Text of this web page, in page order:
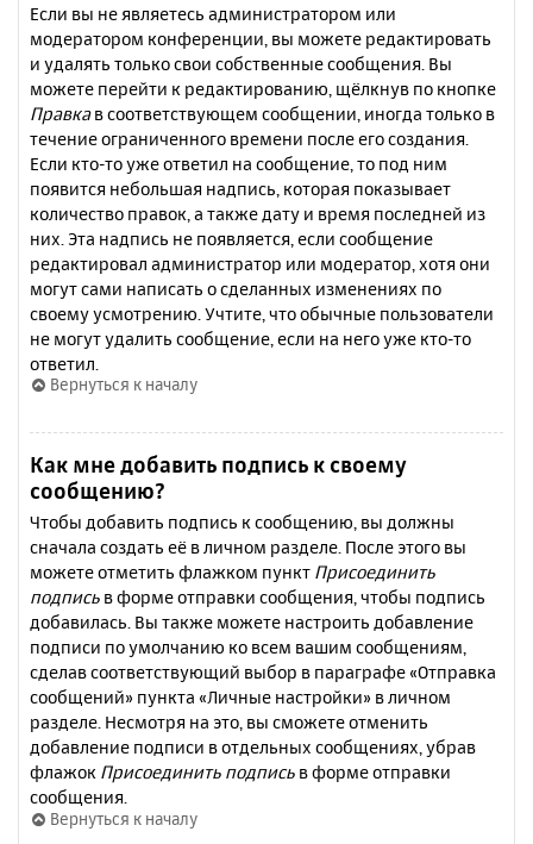
Если вы не являетесь администратором или
модератором конференции, вы можете редактировать
и удалять только свои собственные сообщения. Вы
можете перейти к редактированию, щёлкнув по кнопке
Правкав соответствующем сообщении, иногда только в
течение ограниченного времени после его создания.
Если кто-то уже ответил на сообщение, то под ним
появится небольшая надпись, которая показывает
количество правок, а также дату и время последней из
них. Эта надпись не появляется, если сообщение
редактировал администратор или модератор, хотя они
могут сами написать о сделанных изменениях по
своему усмотрению. Учтите, что обычные пользователи
не могут удалить сообщение, если на него уже кто-то
ответил.
Вернуться к началу
Как мне добавить подпись к своему
сообщению?
Чтобы добавить подпись к сообщению, вы должны
сначала создать её в личном разделе. После этого вы
можете отметить флажком пункт Присоединить
подпись в форме отправки сообщения, чтобы подпись
добавилась. Вы также можете настроить добавление
подписи по умолчанию ко всем вашим сообщениям,
сделав соответствующий выбор в параграфе «Отправка
сообщений» пункта «Личные настройки» в личном
разделе. Несмотря на это, вы сможете отменить
добавление подписи в отдельных сообщениях, убрав
флажок Присоединить подпись в форме отправки
сообщения.
Вернуться к началу